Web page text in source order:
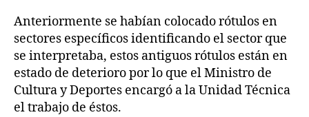
Anteriormente se habían colocado rótulos en
sectores específicos identificando el sector que
se interpretaba, estos antiguos rótulos están en
estado de deterioro por lo que el Ministro de
Cultura y Deportes encargó a la Unidad Técnica
el trabajo de éstos.